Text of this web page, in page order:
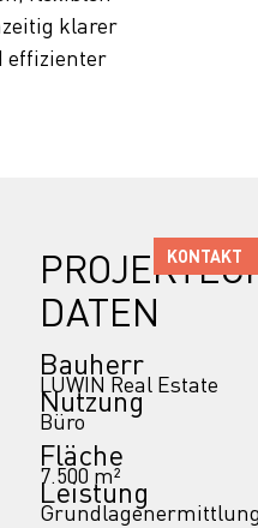
klarer
effizienter
DATEN
Bauherr
LUWIN Real Estate
Nutzung
Büro
Fläche
7.500 m²
Leistung
KONTAKT